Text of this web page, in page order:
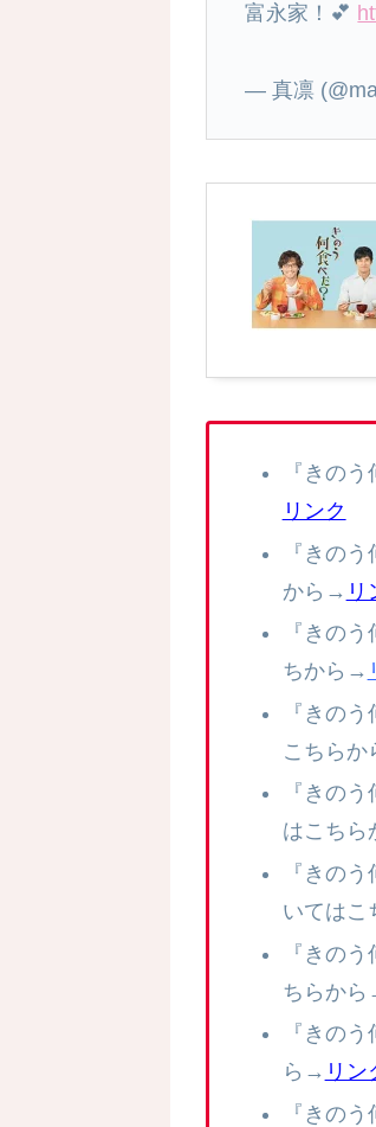
富永家！💕
— 真凛
『きの
リンク
『きの
から→ リ
『きの
ちから→
『きの
こちら
『きの
はこち
『きの
いては
『きの
ちらか
『きの
ら→ リン
『きの